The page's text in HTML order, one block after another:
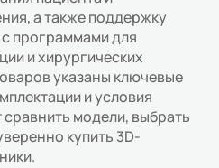
а также поддержку
программами для
и хирургических
указаны ключевые
и условия
модели, выбрать
купить 3D-